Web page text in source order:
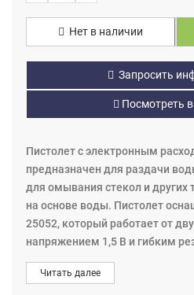
Нет в наличии
Запросить
Посмотреть
Пистолет с электронным
предназначен для раздачи
для омывания стекол и других
на основе воды. Пистолет
25052, который работает от
напряжением 1,5 В и гибким
предотвращения
Производительность от 5-15 л/
Читать далее